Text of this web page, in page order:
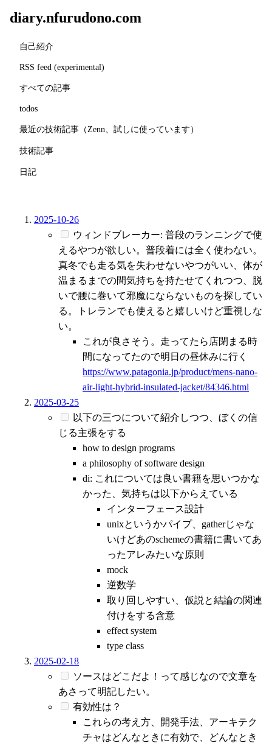
diary.nfurudono.com
自己紹介
RSS feed (experimental)
すべての記事
todos
最近の技術記事（Zenn、試しに使っています）
技術記事
日記
2025-10-26
ウィンドブレーカー: 普段のランニングで使
えるやつが欲しい。普段着には全く使わない。
真冬でも走る気を失わせないやつがいい、体が
温まるまでの間気持ちを持たせてくれつつ、脱
いで腰に巻いて邪魔にならないものを探してい
る。トレランでも使えると嬉しいけど重視しな
い。
これが良さそう。走ってたら店閉まる時
間になってたので明日の昼休みに行く
https://www.patagonia.jp/product/mens-nano-
air-light-hybrid-insulated-jacket/84346.html
2025-03-25
以下の三つについて紹介しつつ、ぼくの信
じる主張をする
how to design programs
a philosophy of software design
di: これについては良い書籍を思いつかな
かった、気持ちは以下からえている
インターフェース設計
unixというかパイプ、gatherじゃな
いけどあのschemeの書籍に書いてあ
ったアレみたいな原則
mock
逆数学
取り回しやすい、仮説と結論の関連
付けをする含意
effect system
type class
2025-02-18
ソースはどこだよ！って感じなので文章を
あさって明記したい。
有効性は？
これらの考え方、開発手法、アーキテク
チャはどんなときに有効で、どんなとき